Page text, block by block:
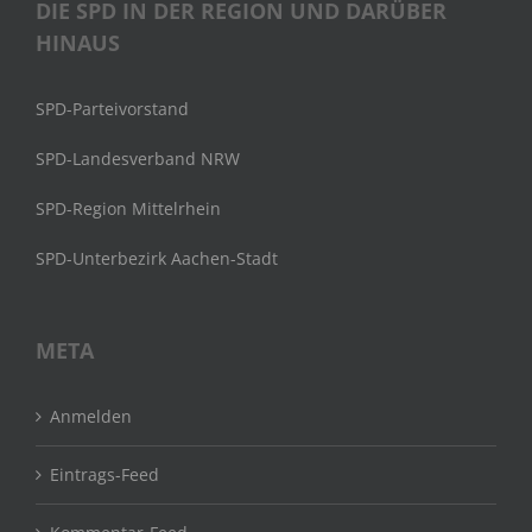
DIE SPD IN DER REGION UND DARÜBER
HINAUS
SPD-Parteivorstand
SPD-Landesverband NRW
SPD-Region Mittelrhein
SPD-Unterbezirk Aachen-Stadt
META
Anmelden
Eintrags-Feed